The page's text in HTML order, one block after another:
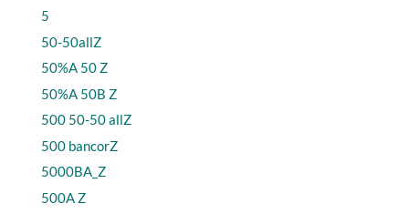
5
50-50allZ
50%A 50 Z
50%A 50B Z
500 50-50 allZ
500 bancorZ
5000BA_Z
500A Z